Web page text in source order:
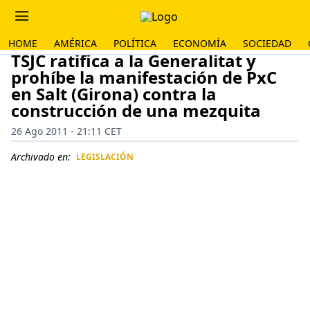
HOME AMÉRICA POLÍTICA ECONOMÍA SOCIEDAD
TSJC ratifica a la Generalitat y
prohíbe la manifestación de PxC
en Salt (Girona) contra la
construcción de una mezquita
26 Ago 2011 - 21:11 CET
Archivado en: LEGISLACIÓN